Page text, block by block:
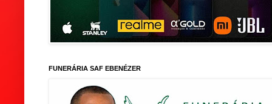
FUNERÁRIA SAF EBENÉZER